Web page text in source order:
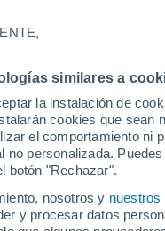
similares a
la instalación de
cookies que sean
el comportamiento ni
no personalizada.
botón "Rechazar".
nosotros y nuestros
y procesar datos